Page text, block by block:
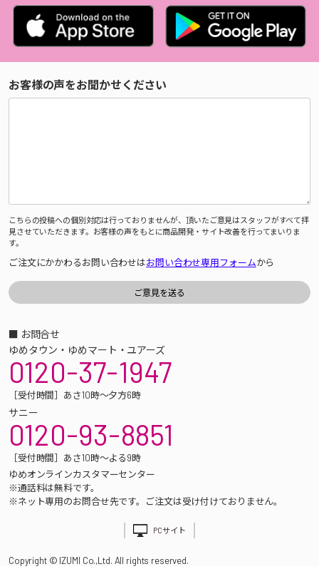
お客様の声をお聞かせください
こちらの投稿への個別対応は行っておりませんが、頂いたご意見はスタッフがすべて拝
見させていただきます。お客様の声をもとに商品開発・サイト改善を行ってまいりま
す。
ご注文にかかわるお問い合わせはお問い合わせ専用フォームから
■ お問合せ
ゆめタウン・ゆめマート・ユアーズ
0120-37-1947
［受付時間］あさ10時～夕方6時
サニー
0120-93-8851
［受付時間］あさ10時～よる9時
ゆめオンラインカスタマーセンター
※通話料は無料です。
※ネット専用のお問合せ先です。ご注文は受け付けておりません。
PCサイト
Copyright © IZUMI Co.,Ltd. All rights reserved.